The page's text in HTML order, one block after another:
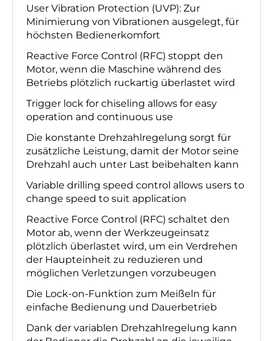
User Vibration Protection (UVP): Zur
Minimierung von Vibrationen ausgelegt, für
höchsten Bedienerkomfort
Reactive Force Control (RFC) stoppt den
Motor, wenn die Maschine während des
Betriebs plötzlich ruckartig überlastet wird
Trigger lock for chiseling allows for easy
operation and continuous use
Die konstante Drehzahlregelung sorgt für
zusätzliche Leistung, damit der Motor seine
Drehzahl auch unter Last beibehalten kann
Variable drilling speed control allows users to
change speed to suit application
Reactive Force Control (RFC) schaltet den
Motor ab, wenn der Werkzeugeinsatz
plötzlich überlastet wird, um ein Verdrehen
der Haupteinheit zu reduzieren und
möglichen Verletzungen vorzubeugen
Die Lock-on-Funktion zum Meißeln für
einfache Bedienung und Dauerbetrieb
Dank der variablen Drehzahlregelung kann